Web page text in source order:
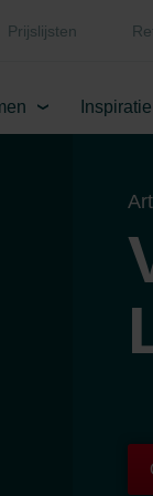
Prijslijsten
Inspiratie